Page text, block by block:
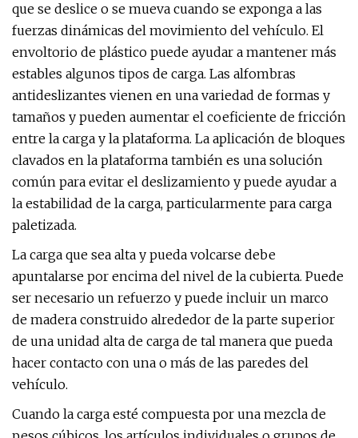
que se deslice o se mueva cuando se exponga a las
fuerzas dinámicas del movimiento del vehículo. El
envoltorio de plástico puede ayudar a mantener más
estables algunos tipos de carga. Las alfombras
antideslizantes vienen en una variedad de formas y
tamaños y pueden aumentar el coeficiente de fricción
entre la carga y la plataforma. La aplicación de bloques
clavados en la plataforma también es una solución
común para evitar el deslizamiento y puede ayudar a
la estabilidad de la carga, particularmente para carga
paletizada.
La carga que sea alta y pueda volcarse debe
apuntalarse por encima del nivel de la cubierta. Puede
ser necesario un refuerzo y puede incluir un marco
de madera construido alrededor de la parte superior
de una unidad alta de carga de tal manera que pueda
hacer contacto con una o más de las paredes del
vehículo.
Cuando la carga esté compuesta por una mezcla de